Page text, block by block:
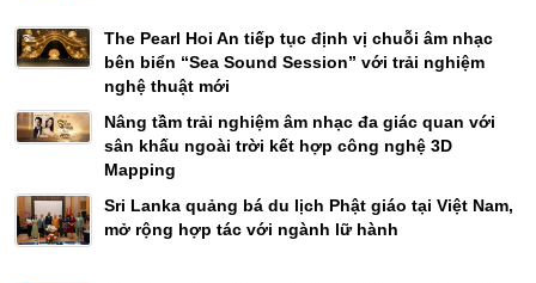
The Pearl Hoi An tiếp tục định vị chuỗi âm nhạc
bên biển “Sea Sound Session” với trải nghiệm
nghệ thuật mới
Nâng tầm trải nghiệm âm nhạc đa giác quan với
sân khấu ngoài trời kết hợp công nghệ 3D
Mapping
Sri Lanka quảng bá du lịch Phật giáo tại Việt Nam,
mở rộng hợp tác với ngành lữ hành